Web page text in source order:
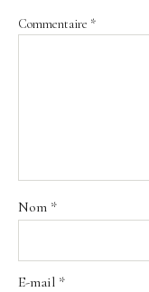
Commentaire *
Nom *
E-mail *